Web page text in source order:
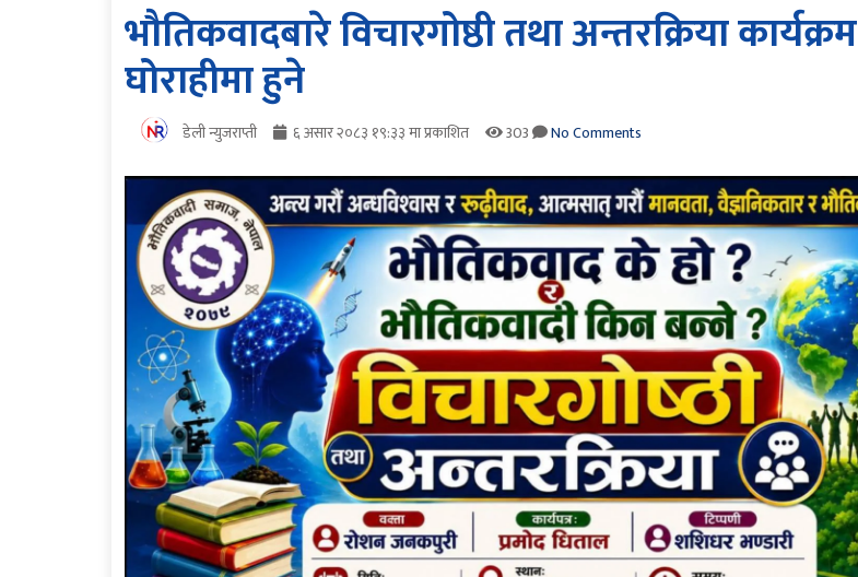
भौतिकवादबारे विचारगोष्ठी तथा अन्तरक्रिया कार्यक्रम
घोराहीमा हुने
डेली न्युजराप्ती ६ असार २०८३ १९:३३ मा प्रकाशित 303 No Comments